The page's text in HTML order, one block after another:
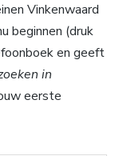
Vinkenwaard
beginnen (druk
en geeft
in
eerste